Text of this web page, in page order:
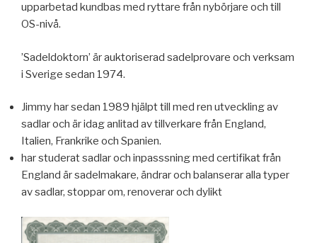
upparbetad kundbas med ryttare från nybörjare och till
OS-nivå.
’Sadeldoktorn’ är auktoriserad sadelprovare och verksam
i Sverige sedan 1974.
Jimmy har sedan 1989 hjälpt till med ren utveckling av
sadlar och är idag anlitad av tillverkare från England,
Italien, Frankrike och Spanien.
har studerat sadlar och inpasssning med certifikat från
England är sadelmakare, ändrar och balanserar alla typer
av sadlar, stoppar om, renoverar och dylikt